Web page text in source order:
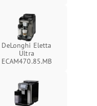
DeLonghi Eletta
Ultra
ECAM470.85.MB